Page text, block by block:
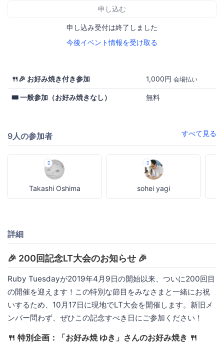
申し込む
申し込み受付は終了しました
今後イベント情報を受け取る
🍴🎉 お好み焼き付き参加 1,000円 会場払い
🎟 一般参加（お好み焼きなし） 無料
9人の参加者 すべて見る
Takashi Oshima sohei yagi
詳細
🎉 200回記念LT大会のお知らせ 🎉
Ruby Tuesdayが2019年4月9日の開始以来、ついに200回目
の開催を迎えます！この特別な節目をみなさまと一緒にお祝
いするため、10月17日に現地でLT大会を開催します。新旧メ
ンバー問わず、ぜひこの記念すべき日にご参加ください！
🍴 特別企画：「お好み焼 ゆき」さんのお好み焼き 🍴